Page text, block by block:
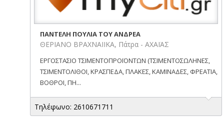
ΠΑΝΤΕΛΗ ΠΟΥΛΙΑ ΤΟΥ ΑΝΔΡΕΑ
ΘΕΡΙΑΝΟ ΒΡΑΧΝΑΙΙΚΑ, Πάτρα - ΑΧΑΪΑΣ
ΕΡΓΟΣΤΑΣΙΟ ΤΣΙΜΕΝΤΟΠΡΟΪΟΝΤΩΝ (ΤΣΙΜΕΝΤΟΣΩΛΗΝΕΣ,
ΤΣΙΜΕΝΤΟΛΙΘΟΙ, ΚΡΑΣΠΕΔΑ, ΠΛΑΚΕΣ, ΚΑΜΙΝΑΔΕΣ, ΦΡΕΑΤΙΑ,
ΒΟΘΡΟΙ, ΠΗ...
Τηλέφωνο: 2610671711